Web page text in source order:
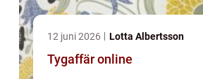
12 juni 2026 Lotta Albertsson
Tygaffär online